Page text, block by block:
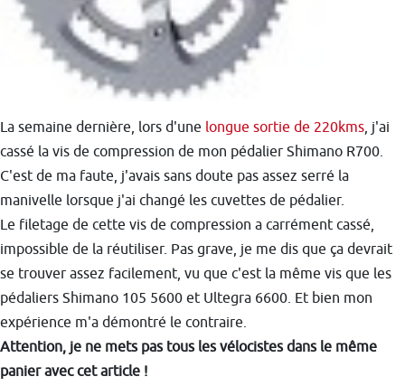
La semaine dernière, lors d'une longue sortie de 220kms, j'ai
cassé la vis de compression de mon pédalier Shimano R700.
C'est de ma faute, j'avais sans doute pas assez serré la
manivelle lorsque j'ai changé les cuvettes de pédalier.
Le filetage de cette vis de compression a carrément cassé,
impossible de la réutiliser. Pas grave, je me dis que ça devrait
se trouver assez facilement, vu que c'est la même vis que les
pédaliers Shimano 105 5600 et Ultegra 6600. Et bien mon
expérience m'a démontré le contraire.
Attention, je ne mets pas tous les vélocistes dans le même
panier avec cet article !